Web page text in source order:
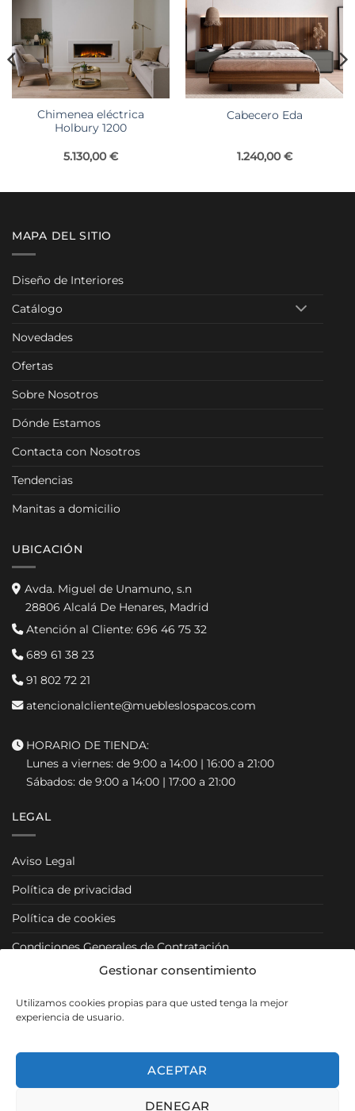
Gestionar consentimiento
Utilizamos cookies propias para que usted tenga la mejor
experiencia de usuario.
ACEPTAR
DENEGAR
Chimenea eléctrica
Holbury 1200
5.130,00€
Cabecero Eda
1.240,00€
MAPA DEL SITIO
Diseño de Interiores
Catálogo
Novedades
Ofertas
Sobre Nosotros
Dónde Estamos
Contacta con Nosotros
Tendencias
Manitas a domicilio
UBICACIÓN
Avda. Miguel de Unamuno, s.n
28806 Alcalá De Henares, Madrid
Atención al Cliente: 696 46 75 32
689 61 38 23
91 802 72 21
atencionalcliente@muebleslospacos.com
HORARIO DE TIENDA:
Lunes a viernes: de 9:00 a 14:00 | 16:00 a 21:00
Sábados: de 9:00 a 14:00 | 17:00 a 21:00
LEGAL
Aviso Legal
Política de privacidad
Política de cookies
Condiciones Generales de Contratación
Condiciones Particulares
Política de Venta y Cancelación/Devolución